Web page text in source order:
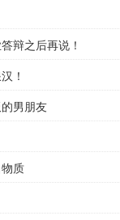
辩之后再说！
！
男朋友
质